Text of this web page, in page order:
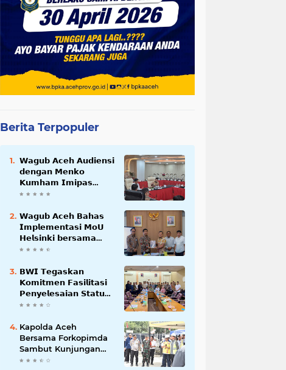
Berita Terpopuler
𝗪𝗮𝗴𝘂𝗯 𝗔𝗰𝗲𝗵 𝗔𝘂𝗱𝗶𝗲𝗻𝘀𝗶
𝗱𝗲𝗻𝗴𝗮𝗻 𝗠𝗲𝗻𝗸𝗼
𝗞𝘂𝗺𝗵𝗮𝗺 𝗜𝗺𝗶𝗽𝗮𝘀
𝗧𝗲𝗿𝗸𝗮𝗶𝘁 𝗦𝘁𝗮𝘁𝘂𝘀 𝗪𝗮𝗸𝗮𝗳
𝗪𝗮𝗴𝘂𝗯 𝗔𝗰𝗲𝗵 𝗕𝗮𝗵𝗮𝘀
𝗜𝗺𝗽𝗹𝗲𝗺𝗲𝗻𝘁𝗮𝘀𝗶 𝗠𝗼𝗨
𝗛𝗲𝗹𝘀𝗶𝗻𝗸𝗶 𝗯𝗲𝗿𝘀𝗮𝗺𝗮
𝗦𝗲𝗸𝗿𝗲𝘁𝗮𝗿𝗶𝗮𝘁 𝗡𝗲𝗴𝗮𝗿𝗮
𝗕𝗪𝗜 𝗧𝗲𝗴𝗮𝘀𝗸𝗮𝗻
𝗞𝗼𝗺𝗶𝘁𝗺𝗲𝗻 𝗙𝗮𝘀𝗶𝗹𝗶𝘁𝗮𝘀𝗶
𝗣𝗲𝗻𝘆𝗲𝗹𝗲𝘀𝗮𝗶𝗮𝗻 𝗦𝘁𝗮𝘁𝘂𝘀
𝗪𝗮𝗸𝗮𝗳 𝗕𝗹𝗮𝗻𝗴 𝗣𝗮𝗱𝗮𝗻𝗴
Kapolda Aceh
Bersama Forkopimda
Sambut Kunjungan
Kerja Wakil Presiden